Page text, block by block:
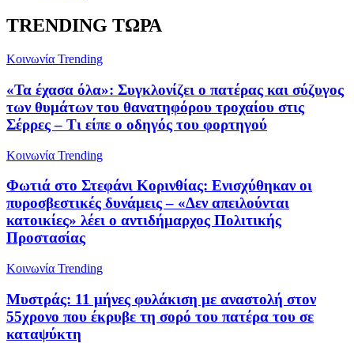
TRENDING ΤΩΡΑ
Κοινωνία Trending
«Τα έχασα όλα»: Συγκλονίζει ο πατέρας και σύζυγος
των θυμάτων του θανατηφόρου τροχαίου στις
Σέρρες – Τι είπε ο οδηγός του φορτηγού
Κοινωνία Trending
Φωτιά στο Στεφάνι Κορινθίας: Ενισχύθηκαν οι
πυροσβεστικές δυνάμεις – «Δεν απειλούνται
κατοικίες» λέει ο αντιδήμαρχος Πολιτικής
Προστασίας
Κοινωνία Trending
Μυστράς: 11 μήνες φυλάκιση με αναστολή στον
55χρονο που έκρυβε τη σορό του πατέρα του σε
καταψύκτη